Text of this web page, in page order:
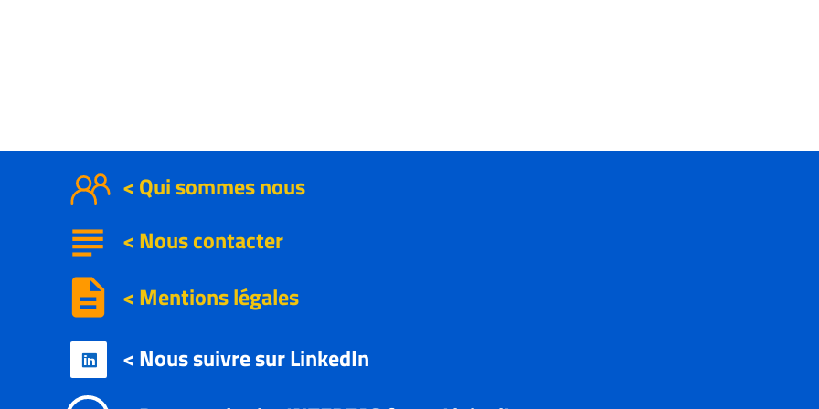

< Nous suivre sur LinkedIn
< Qui sommes nous
< Mentions légales
description
<Nous contacter
subject